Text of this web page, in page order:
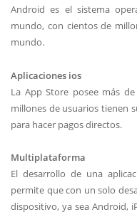
Android es el sistema
mundo, con cientos de
mundo.
Aplicaciones ios
La App Store posee más
millones de usuarios tienen
para hacer pagos directos.
Multiplataforma
El desarrollo de una
permite que con un solo
dispositivo, ya sea Android,